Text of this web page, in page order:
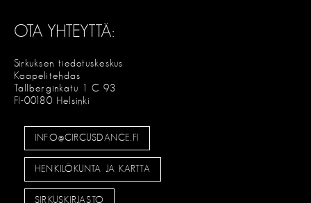
OTA YHTEYTTÄ:
Sirkuksen tiedotuskeskus
Kaapelitehdas
Tallberginkatu 1 C 93
FI-00180 Helsinki
INFO@CIRCUSDANCE.FI
HENKILÖKUNTA JA KARTTA
SIRKUSKIRJASTO